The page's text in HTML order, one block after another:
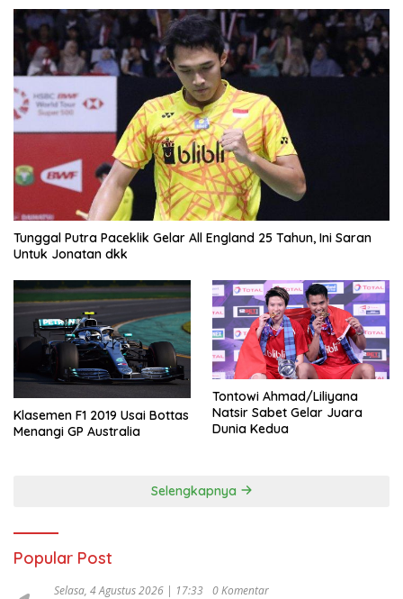
Tunggal Putra Paceklik Gelar All England 25 Tahun, Ini Saran
Untuk Jonatan dkk
Klasemen F1 2019 Usai Bottas
Menangi GP Australia
Tontowi Ahmad/Liliyana
Natsir Sabet Gelar Juara
Dunia Kedua
Selengkapnya
Popular Post
Selasa, 4 Agustus 2026 | 17:33 0 Komentar